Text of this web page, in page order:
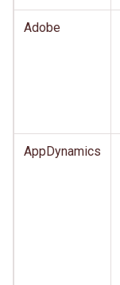
Adobe
AppDynamics